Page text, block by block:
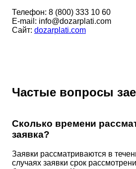
Телефон: 8 (800) 333 10 60
E-mail: info@dozarplati.com
Cайт: dozarplati.com
Частые вопросы
Сколько времени
заявка?
Заявки рассматриваются в
случаях заявки срок